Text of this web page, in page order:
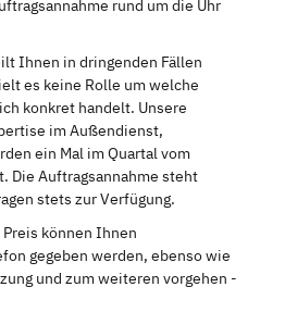
rund um die Uhr
Ihnen in dringenden Fällen
es keine Rolle um welche
konkret handelt. Unsere
im Außendienst,
ein Mal im Quartal vom
Die Auftragsannahme steht
stets zur Verfügung.
können Ihnen
gegeben werden, ebenso wie
und zum weiteren vorgehen -